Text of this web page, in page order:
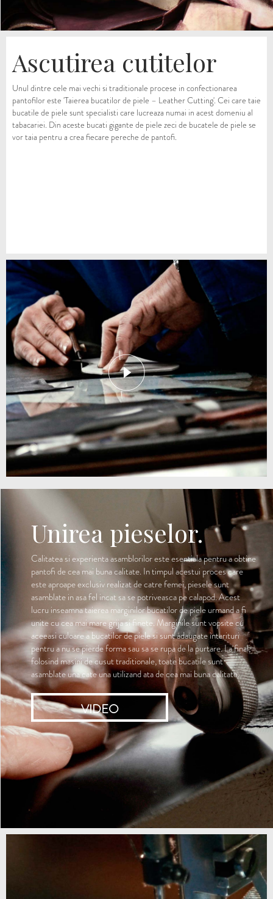
Ascutirea cutitelor
Unul dintre cele mai vechi si traditionale procese in confectionarea
pantofilor este 'Taierea bucatilor de piele – Leather Cutting'. Cei care taie
bucatile de piele sunt specialisti care lucreaza numai in acest domeniu al
tabacariei. Din aceste bucati gigante de piele zeci de bucatele de piele se
vor taia pentru a crea fiecare pereche de pantofi.
Unirea pieselor.
Calitatea si experienta asamblorilor este esentiala pentru a obtine
pantofi de cea mai buna calitate. In timpul acestui proces care
este aproape exclusiv realizat de catre femei, piesele sunt
asamblate in asa fel incat sa se potriveasca pe calapod. Acest
lucru inseamna taierea marginilor bucatilor de piele urmand a fi
unite cu cea mai mare grija si finete. Marginile sunt vopsite cu
aceeasi culoare a bucatilor de piele si sunt adaugate intarituri
pentru a nu se pierde forma sau sa se rupa de la purtare. La final,
folosind masini de cusut traditionale, toate bucatile sunt
asamblate una cate una utilizand ata de cea mai buna calitate.
VIDEO